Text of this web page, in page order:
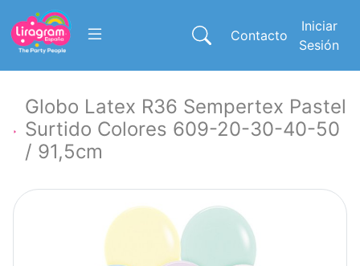
Contacto
Iniciar
Sesión
Globo Latex R36 Sempertex Pastel
Surtido Colores 609-20-30-40-50
/ 91,5cm